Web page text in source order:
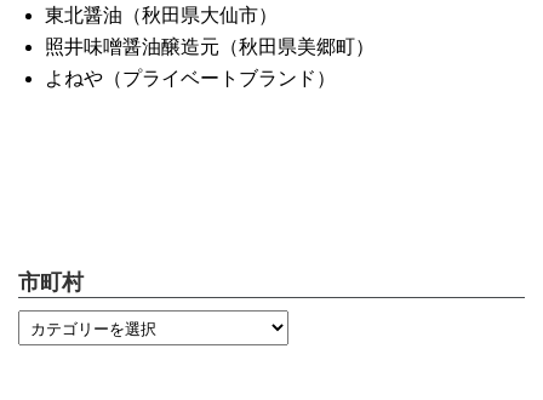
東北醤油（秋田県大仙市）
照井味噌醤油醸造元（秋田県美郷町）
よねや（プライベートブランド）
市町村